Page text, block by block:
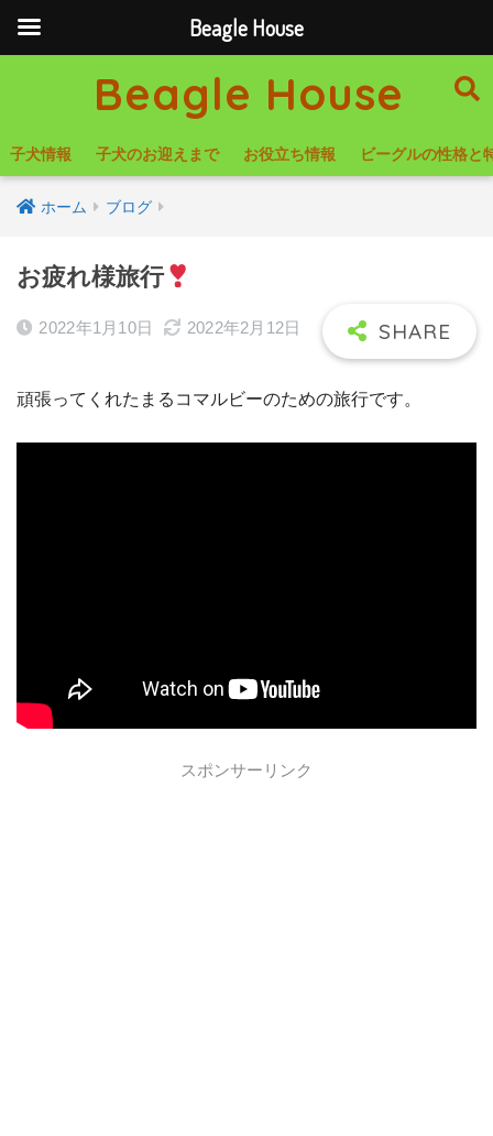
Beagle House
子犬情報 子犬のお迎えまで お役立ち情報 ビーグルの性格と
ホーム ブログ
お疲れ様旅行
2022年1月10日 2022年2月12日
頑張ってくれたまるコマルビーのための旅行です。
スポンサーリンク
Beagle House